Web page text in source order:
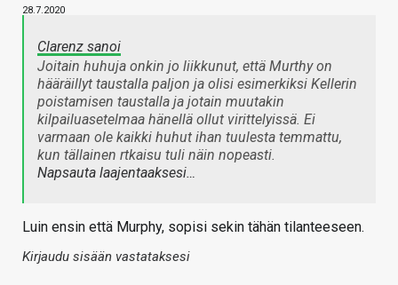
28.7.2020
Clarenz sanoi
Joitain huhuja onkin jo liikkunut, että Murthy on
hääräillyt taustalla paljon ja olisi esimerkiksi Kellerin
poistamisen taustalla ja jotain muutakin
kilpailuasetelmaa hänellä ollut virittelyissä. Ei
varmaan ole kaikki huhut ihan tuulesta temmattu,
kun tällainen rtkaisu tuli näin nopeasti.
Napsauta laajentaaksesi…
Luin ensin että Murphy, sopisi sekin tähän tilanteeseen.
Kirjaudu sisään vastataksesi